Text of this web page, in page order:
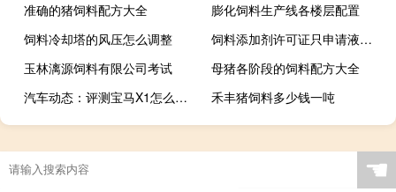
准确的猪饲料配方大全
膨化饲料生产线各楼层配置
饲料冷却塔的风压怎么调整
饲料添加剂许可证只申请液体的可以吗
玉林漓源饲料有限公司考试
母猪各阶段的饲料配方大全
汽车动态：评测宝马X1怎么样及北汽幻速S3多少钱
禾丰猪饲料多少钱一吨
☚